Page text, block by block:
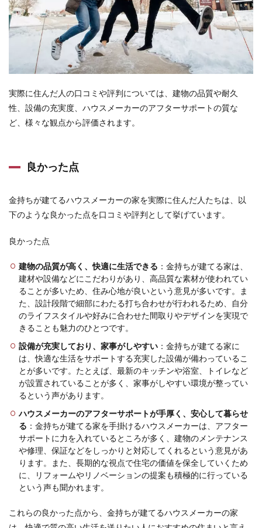
実際に住んだ人の口コミや評判については、建物の品質や耐久
性、設備の充実度、ハウスメーカーのアフターサポートの質な
ど、様々な観点から評価されます。
良かった点
金持ちが建てるハウスメーカーの家を実際に住んだ人たちは、以
下のような良かった点を口コミや評判として挙げています。
良かった点
建物の品質が高く、快適に生活できる ：金持ちが建てる家は、
建材や設備などにこだわりがあり、高品質な素材が使われてい
ることが多いため、住み心地が良いという意見が多いです。ま
た、設計段階で細部にわたる打ち合わせが行われるため、自分
のライフスタイルや好みに合わせた間取りやデザインを実現で
きることも魅力のひとつです。
設備が充実しており、家事がしやすい ：金持ちが建てる家に
は、快適な生活をサポートする充実した設備が備わっているこ
とが多いです。たとえば、最新のキッチンや浴室、トイレなど
が設置されていることが多く、家事がしやすい環境が整ってい
るという声があります。
ハウスメーカーのアフターサポートが手厚く、安心して暮らせ
る ：金持ちが建てる家を手掛けるハウスメーカーは、アフター
サポートに力を入れているところが多く、建物のメンテナンス
や修理、保証などをしっかりと対応してくれるという意見があ
ります。また、長期的な視点で住宅の価値を保全していくため
に、リフォームやリノベーションの提案も積極的に行っている
という声も聞かれます。
これらの良かった点から、金持ちが建てるハウスメーカーの家